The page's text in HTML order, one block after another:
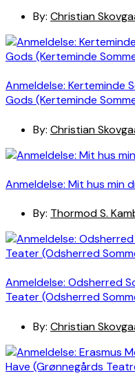
By: Christian
Anmeldelse: Kerteminde
Gods (Kerteminde
By: Christian
Anmeldelse: Mit hus min
By: Thormod S.
Anmeldelse: Odsherred
Teater (Odsherred
By: Christian